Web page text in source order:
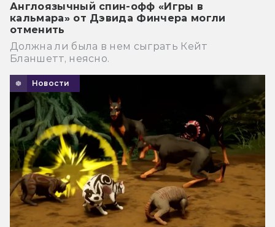
Англоязычный спин-офф «Игры в
кальмара» от Дэвида Финчера могли
отменить
Должна ли была в нем сыграть Кейт
Бланшетт, неясно.
Новости